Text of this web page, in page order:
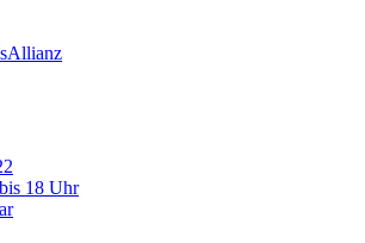
18 Uhr